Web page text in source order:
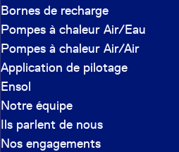
Bornes de recharge
Pompes à chaleur Air/Eau
Pompes à chaleur Air/Air
Application de pilotage
Ensol
Notre équipe
Ils parlent de nous
Nos engagements